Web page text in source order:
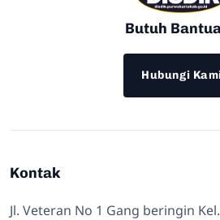
Butuh
Hubungi
Kontak
Jl. Veteran No 1 Gang beringin